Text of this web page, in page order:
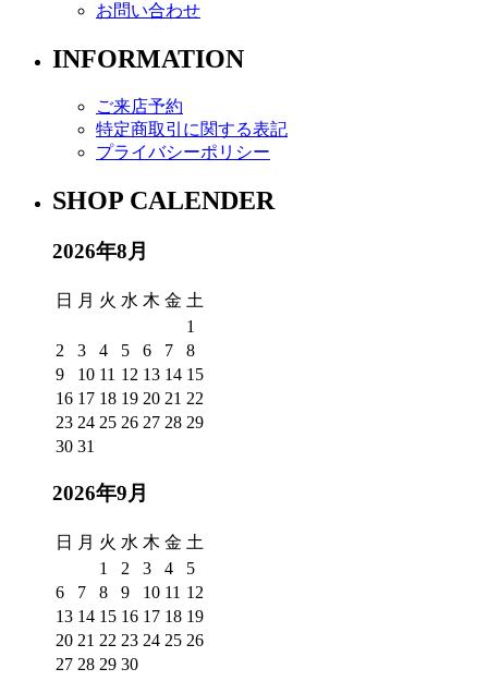
お問い合わせ
INFORMATION
ご来店予約
特定商取引に関する表記
プライバシーポリシー
SHOP CALENDER
2026年8月
日 月 火 水 木 金 土
1
2
3 4 5 6 7
8
9
10 11 12 13 14 15
16 17 18 19 20 21 22
23 24 25 26 27 28 29
30 31
2026年9月
日 月 火 水 木 金 土
1
2 3 4
5
6
7 8 9 10 11 12
13 14 15 16 17 18 19
20 21 22 23 24 25 26
27 28 29 30